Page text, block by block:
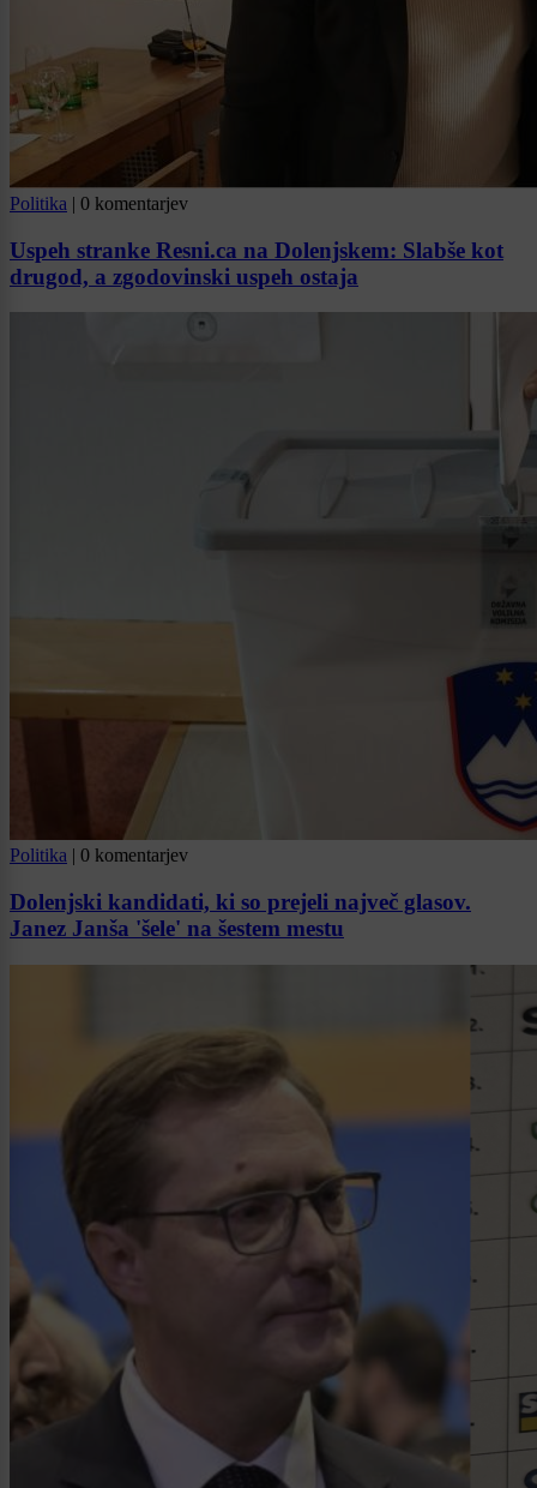
Politika | 0 komentarjev
Uspeh stranke Resni.ca na Dolenjskem: Slabše kot
drugod, a zgodovinski uspeh ostaja
Politika | 0 komentarjev
Dolenjski kandidati, ki so prejeli največ glasov.
Janez Janša 'šele' na šestem mestu